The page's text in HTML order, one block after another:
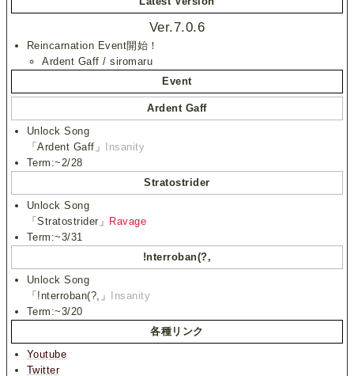
Ver.7.0.6
Reincarnation Event開始！
Ardent Gaff / siromaru
Event
Ardent Gaff
Unlock Song
「Ardent Gaff」
Insanity
Term:~2/28
Stratostrider
Unlock Song
「Stratostrider」 Ravage
Term:~3/31
!nterroban(?,
Unlock Song
「!nterroban(?,」
Insanity
Term:~3/20
各種リンク
Youtube
Twitter